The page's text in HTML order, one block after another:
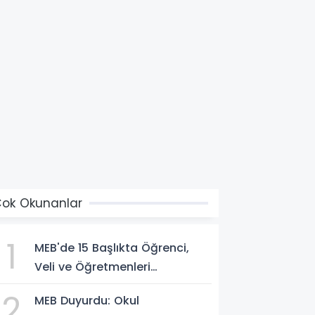
Okunanlar
1
MEB'de 15 Başlıkta Öğrenci,
Veli ve Öğretmenleri
Yenilikler
MEB Duyurdu: Okul